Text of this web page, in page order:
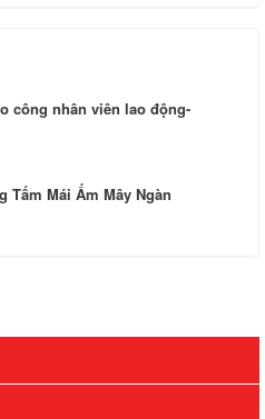
công nhân viên lao động-
Tấm Mái Ấm Mây Ngàn